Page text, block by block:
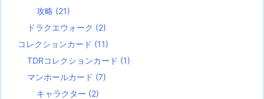
攻略 (21)
ドラクエウォーク (2)
コレクションカード (11)
TDRコレクションカード (1)
マンホールカード (7)
キャラクター (2)